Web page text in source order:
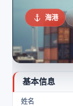
海港
基本信息
姓名